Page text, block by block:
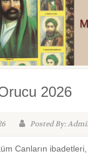
2026
Posted By:
Canların